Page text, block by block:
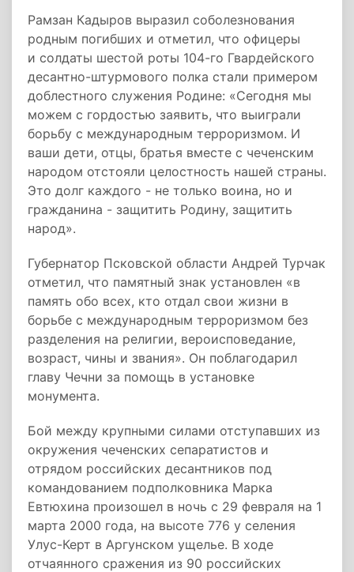
Рамзан Кадыров выразил соболезнования
родным погибших и отметил, что офицеры
и солдаты шестой роты 104-го Гвардейского
десантно-штурмового полка стали примером
доблестного служения Родине: «Сегодня мы
можем с гордостью заявить, что выиграли
борьбу с международным терроризмом. И
ваши дети, отцы, братья вместе с чеченским
народом отстояли целостность нашей страны.
Это долг каждого - не только воина, но и
гражданина - защитить Родину, защитить
народ».
Губернатор Псковской области Андрей Турчак
отметил, что памятный знак установлен «в
память обо всех, кто отдал свои жизни в
борьбе с международным терроризмом без
разделения на религии, вероисповедание,
возраст, чины и звания». Он поблагодарил
главу Чечни за помощь в установке
монумента.
Бой между крупными силами отступавших из
окружения чеченских сепаратистов и
отрядом российских десантников под
командованием подполковника Марка
Евтюхина произошел в ночь с 29 февраля на 1
марта 2000 года, на высоте 776 у селения
Улус-Керт в Аргунском ущелье. В ходе
отчаянного сражения из 90 российских